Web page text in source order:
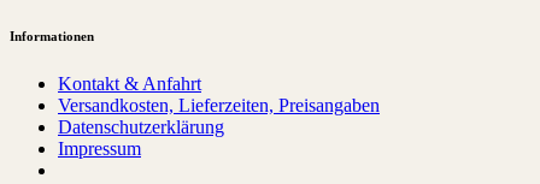
Informationen
Kontakt & Anfahrt
Versandkosten, Lieferzeiten, Preisangaben
Datenschutzerklärung
Impressum